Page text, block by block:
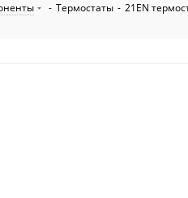
- Термостаты - 21EN